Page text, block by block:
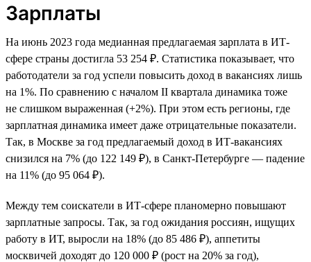
Зарплаты
На июнь 2023 года медианная предлагаемая зарплата в ИТ-
сфере страны достигла 53 254 ₽. Статистика показывает, что
работодатели за год успели повысить доход в вакансиях лишь
на 1%. По сравнению с началом II квартала динамика тоже
не слишком выраженная (+2%). При этом есть регионы, где
зарплатная динамика имеет даже отрицательные показатели.
Так, в Москве за год предлагаемый доход в ИТ-вакансиях
снизился на 7% (до 122 149 ₽), в Санкт-Петербурге — падение
на 11% (до 95 064 ₽).
Между тем соискатели в ИТ-сфере планомерно повышают
зарплатные запросы. Так, за год ожидания россиян, ищущих
работу в ИТ, выросли на 18% (до 85 486 ₽), аппетиты
москвичей доходят до 120 000 ₽ (рост на 20% за год),